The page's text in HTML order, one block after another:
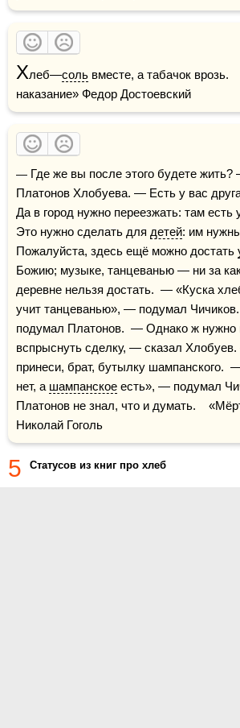
Хлеб—соль вместе, а табачок врозь.
наказание» Федор Достоевский
— Где же вы после этого будете жить? — спросил
Платонов Хлобуева. — Есть у вас
Да в город нужно переезжать: там
Это нужно сделать для детей: им
Пожалуйста, здесь ещё можно достать
Божию; музыке, танцеванью — ни за
деревне нельзя достать.  — «Куска
учит танцеванью», — подумал
подумал Платонов.  — Однако ж
вспрыснуть сделку, — сказал
принеси, брат, бутылку шампанского.
нет, а шампанское есть», — подумал
Платонов не знал, что и думать.
Николай Гоголь
5 Статусов из книг про хлеб